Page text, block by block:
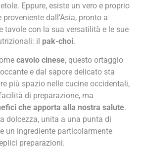
Eppure, esiste un vero e proprio
dall’Asia, pronto a
tavole con la sua versatilità e le sue
il pak-choi.
cavolo cinese, questo ortaggio
e dal sapore delicato sta
più spazio nelle cucine occidentali,
di preparazione, ma
che apporta alla nostra salute.
dolcezza, unita a una punta di
un ingrediente particolarmente
preparazioni.